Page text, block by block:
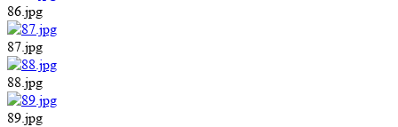
86.jpg
87.jpg
88.jpg
89.jpg